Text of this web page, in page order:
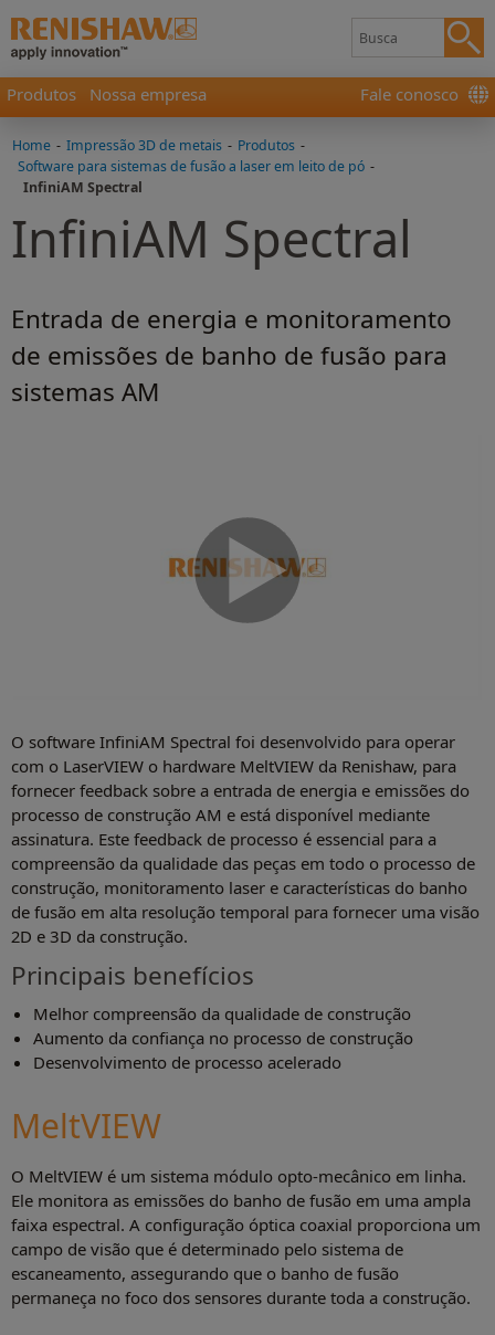
Produtos Nossa empresa Fale conosco
Home - Impressão 3D de metais - Produtos -
Software para sistemas de fusão a laser em leito de pó -
InfiniAM Spectral
InfiniAM Spectral
Entrada de energia e monitoramento
de emissões de banho de fusão para
sistemas AM
O software InfiniAM Spectral foi desenvolvido para operar
com o LaserVIEW o hardware MeltVIEW da Renishaw, para
fornecer feedback sobre a entrada de energia e emissões do
processo de construção AM e está disponível mediante
assinatura. Este feedback de processo é essencial para a
compreensão da qualidade das peças em todo o processo de
construção, monitoramento laser e características do banho
de fusão em alta resolução temporal para fornecer uma visão
2D e 3D da construção.
Principais benefícios
Melhor compreensão da qualidade de construção
Aumento da confiança no processo de construção
Desenvolvimento de processo acelerado
MeltVIEW
O MeltVIEW é um sistema módulo opto-mecânico em linha.
Ele monitora as emissões do banho de fusão em uma ampla
faixa espectral. A configuração óptica coaxial proporciona um
campo de visão que é determinado pelo sistema de
escaneamento, assegurando que o banho de fusão
permaneça no foco dos sensores durante toda a construção.